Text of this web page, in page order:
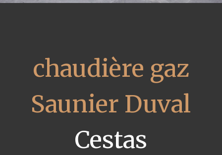
chaudière gaz
Saunier Duval
Cestas